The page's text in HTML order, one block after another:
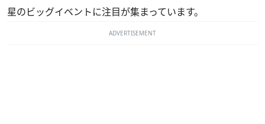
星のビッグイベントに注目が集まっています。
ADVERTISEMENT